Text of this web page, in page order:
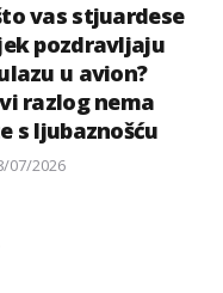
vas stjuardese
pozdravljaju
u avion?
razlog nema
s ljubaznošću
07/2026